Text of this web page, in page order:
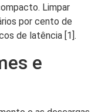
Limpar
por cento de
de latência [1].
e